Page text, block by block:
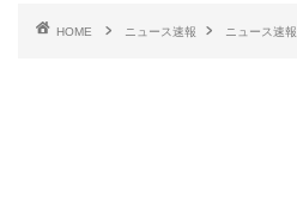
HOME ニュース速報 ニュース速報